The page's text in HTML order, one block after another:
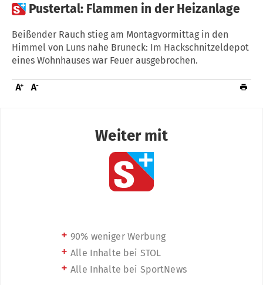
 Pustertal: Flammen in der Heizanlage
Beißender Rauch stieg am Montagvormittag in den
Himmel von Luns nahe Bruneck: Im Hackschnitzeldepot
eines Wohnhauses war Feuer ausgebrochen.